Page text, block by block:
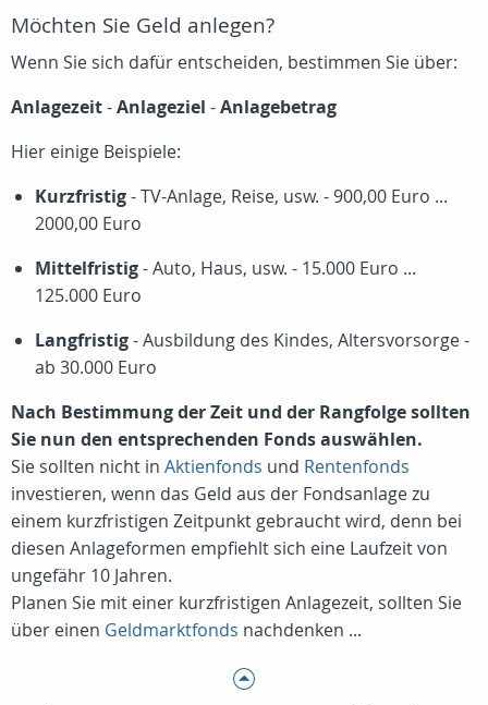
Möchten Sie Geld anlegen?
Wenn Sie sich dafür entscheiden, bestimmen Sie über:
Anlagezeit-Anlageziel -Anlagebetrag
Hier einige Beispiele:
Kurzfristig- TV-Anlage, Reise, usw. - 900,00 Euro ...
2000,00 Euro
Mittelfristig- Auto, Haus, usw. - 15.000 Euro ...
125.000 Euro
Langfristig- Ausbildung des Kindes, Altersvorsorge -
ab 30.000 Euro
Nach Bestimmung der Zeit und der Rangfolge sollten
Sie nun den entsprechenden Fonds auswählen.
Sie sollten nicht in Aktienfonds und Rentenfonds
investieren, wenn das Geld aus der Fondsanlage zu
einem kurzfristigen Zeitpunkt gebraucht wird, denn bei
diesen Anlageformen empfiehlt sich eine Laufzeit von
ungefähr 10 Jahren.
Planen Sie mit einer kurzfristigen Anlagezeit, sollten Sie
über einen Geldmarktfonds nachdenken ...